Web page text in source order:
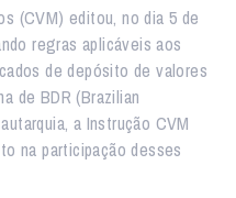
(CVM) editou, no dia 5 de
regras aplicáveis aos
de depósito de valores
de BDR (Brazilian
a Instrução CVM
na participação desses